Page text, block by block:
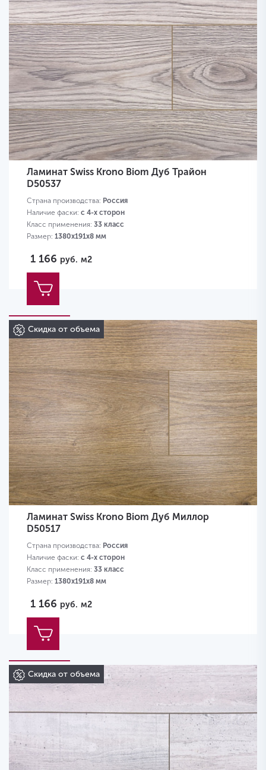
Ламинат Swiss Krono Biom Дуб Трайон
D50537
Страна производства: Россия
Наличие фаски: с 4-х сторон
Класс применения: 33 класс
Размер: 1380х191х8 мм
1 166 руб. м2
Скидка от объема
Ламинат Swiss Krono Biom Дуб Миллор
D50517
Страна производства: Россия
Наличие фаски: с 4-х сторон
Класс применения: 33 класс
Размер: 1380х191х8 мм
1 166 руб. м2
Скидка от объема